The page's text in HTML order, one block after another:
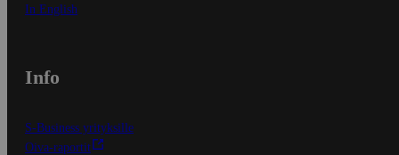
In English
Info
S-Business yrityksille
Oiva-raportit